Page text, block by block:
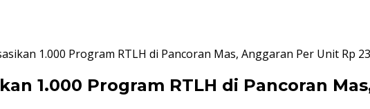
1.000 Program RTLH di Pancoran Mas, Anggaran Per Unit Rp
1.000 Program RTLH di Pancoran